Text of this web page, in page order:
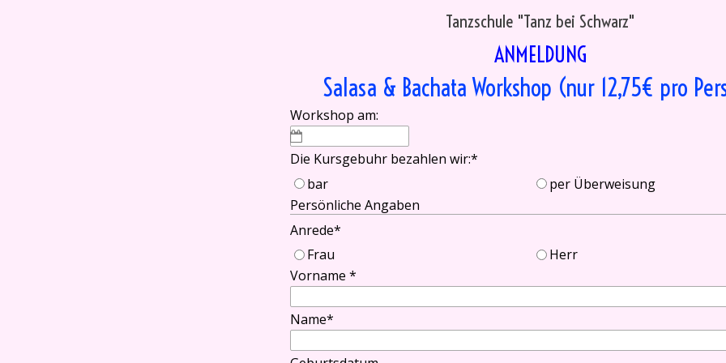
Tanzschule "Tanz bei Schwarz"
ANMELDUNG
Salasa & Bachata Workshop (nur 12,75€ pro
Workshop am:
Die Kursgebuhr bezahlen wir:*
bar
per Überweisung
Persönliche Angaben
Anrede*
Frau
Herr
Vorname*
Name*